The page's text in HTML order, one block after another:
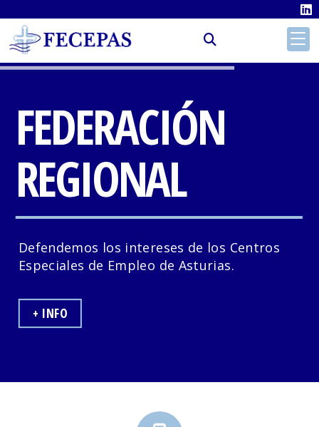
FEDERACIÓN
REGIONAL
Defendemos los intereses de los Centros
Especiales de Empleo de Asturias.
+ INFO